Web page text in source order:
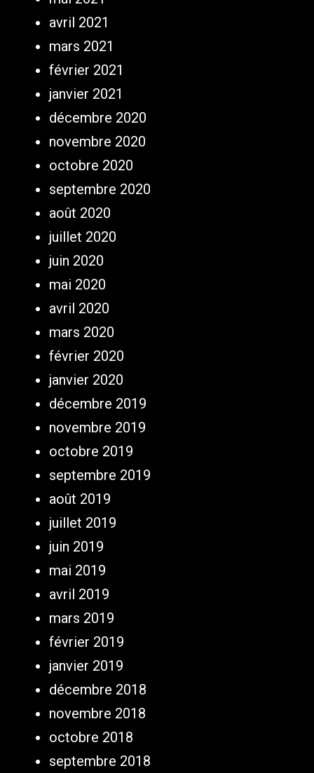
avril 2021
mars 2021
février 2021
janvier 2021
décembre 2020
novembre 2020
octobre 2020
septembre 2020
août 2020
juillet 2020
juin 2020
mai 2020
avril 2020
mars 2020
février 2020
janvier 2020
décembre 2019
novembre 2019
octobre 2019
septembre 2019
août 2019
juillet 2019
juin 2019
mai 2019
avril 2019
mars 2019
février 2019
janvier 2019
décembre 2018
novembre 2018
octobre 2018
septembre 2018